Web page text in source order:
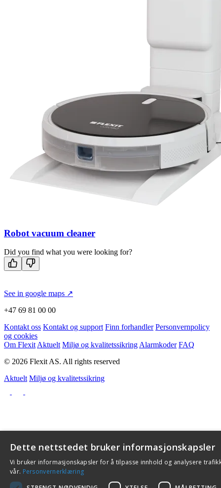
Robot vacuum cleaner
Did you find what you were looking for?
See in google maps ↗
+47 69 81 00 00
Kontakt oss Kontakt og support Finn forhandler Personvernpolicy
og cookies
Om Flexit Aktuelt Miljø og kvalitetssikring Alarmkoder FAQ
© 2026 Flexit AS. All rights reserved
Aktuelt Miljø og kvalitetssikring
Dette nettstedet bruker informasjonskapsler
Vi bruker informasjonskapsler for å tilpasse innhold og analysere
vår. Personvernerklæring